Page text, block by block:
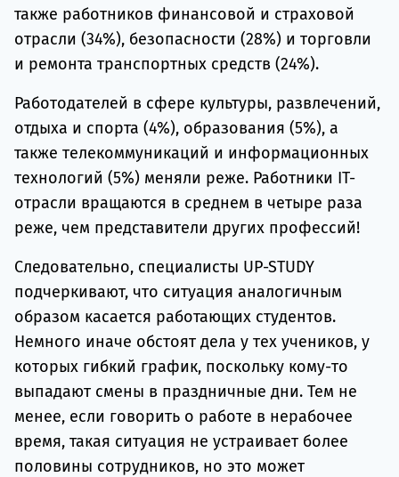
также работников финансовой и страховой
отрасли (34%), безопасности (28%) и торговли
и ремонта транспортных средств (24%).
Работодателей в сфере культуры, развлечений,
отдыха и спорта (4%), образования (5%), а
также телекоммуникаций и информационных
технологий (5%) меняли реже. Работники IT-
отрасли вращаются в среднем в четыре раза
реже, чем представители других профессий!
Следовательно, специалисты UP-STUDY
подчеркивают, что ситуация аналогичным
образом касается работающих студентов.
Немного иначе обстоят дела у тех учеников, у
которых гибкий график, поскольку кому-то
выпадают смены в праздничные дни. Тем не
менее, если говорить о работе в нерабочее
время, такая ситуация не устраивает более
половины сотрудников, но это может